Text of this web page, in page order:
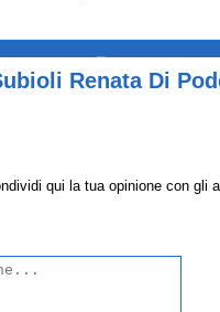
Renata Di
qui la tua opinione con gli